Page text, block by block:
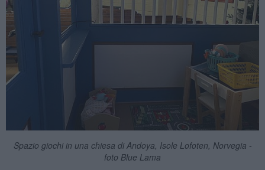
Spazio giochi in una chiesa di Andoya, Isole Lofoten, Norvegia -
foto Blue Lama